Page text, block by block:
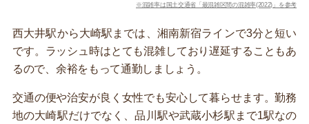
※混雑率は国土交通省「最混雑区間の混雑率(2022)」を参考
西大井駅から大崎駅までは、湘南新宿ラインで3分と短い
です。ラッシュ時はとても混雑しており遅延することもあ
るので、余裕をもって通勤しましょう。
交通の便や治安が良く女性でも安心して暮らせます。勤務
地の大崎駅だけでなく、品川駅や武蔵小杉駅まで1駅なの